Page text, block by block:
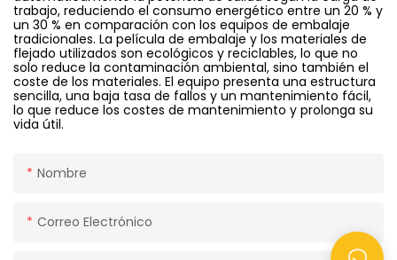
trabajo, reduciendo el consumo energético entre un 20 % y
un 30 % en comparación con los equipos de embalaje
tradicionales. La película de embalaje y los materiales de
flejado utilizados son ecológicos y reciclables, lo que no
solo reduce la contaminación ambiental, sino también el
coste de los materiales. El equipo presenta una estructura
sencilla, una baja tasa de fallos y un mantenimiento fácil,
lo que reduce los costes de mantenimiento y prolonga su
vida útil.
Nombre
Correo Electrónico